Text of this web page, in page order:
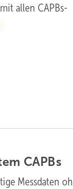
allen CAPBs-
CAPBs
Messdaten